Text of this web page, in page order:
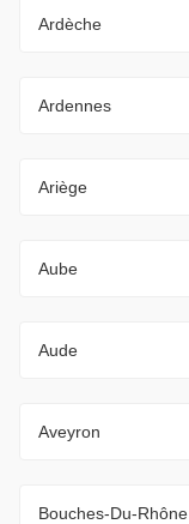
Ardèche
Ardennes
Ariège
Aube
Aude
Aveyron
Bouches-Du-Rhône